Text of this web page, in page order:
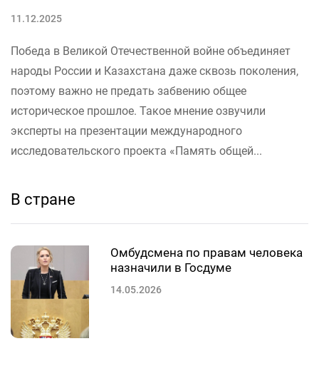
11.12.2025
Победа в Великой Отечественной войне объединяет
народы России и Казахстана даже сквозь поколения,
поэтому важно не предать забвению общее
историческое прошлое. Такое мнение озвучили
эксперты на презентации международного
исследовательского проекта «Память общей...
В стране
Омбудсмена по правам человека
назначили в Госдуме
14.05.2026